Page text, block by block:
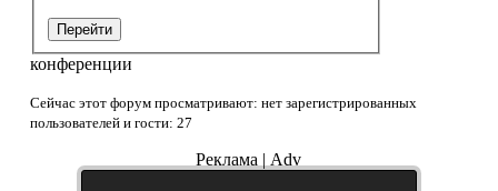
Перейти
конференции
Сейчас этот форум просматривают: нет зарегистрированных
пользователей и гости: 27
Реклама | Adv